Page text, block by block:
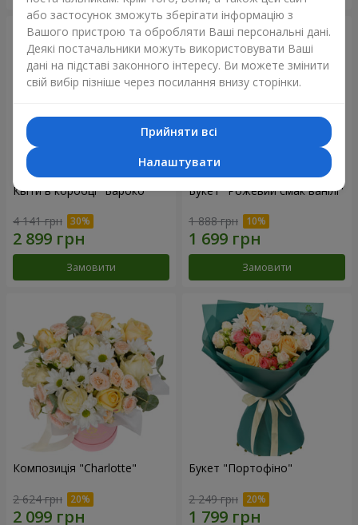
Квіти в коробці "Бароко"
4 141 грн
Замовити
Букет "Рожевий смак ванілі"
1 888 грн
Замовити
Композиція "Charlotte"
2 624 грн
Букет "Портофіно"
2 249 грн
або застосунок зможуть зберігати інформацію з
Вашого пристрою та обробляти Ваші персональні дані.
Деякі постачальники можуть використовувати Ваші
дані на підставі законного інтересу. Ви можете змінити
свій вибір пізніше через посилання внизу сторінки.
Прийняти всі
Налаштувати